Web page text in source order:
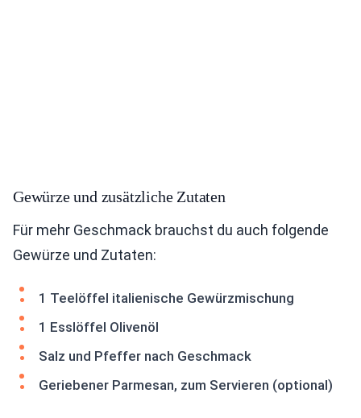
Gewürze und zusätzliche Zutaten
Für mehr Geschmack brauchst du auch folgende
Gewürze und Zutaten:
1 Teelöffel italienische Gewürzmischung
1 Esslöffel Olivenöl
Salz und Pfeffer nach Geschmack
Geriebener Parmesan, zum Servieren (optional)